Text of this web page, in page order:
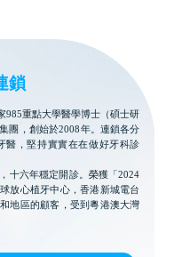
鎖
985重點大學醫學博士（碩士研
團，創始於2008年。連鎖各分
醫，堅持實實在在做好牙科診
十六年穩定開診。榮獲「2024
放心植牙中心，香港新城電台
地區的顧客，受到粵港澳大灣